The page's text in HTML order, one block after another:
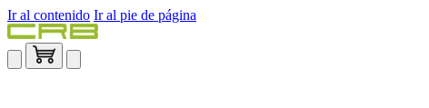
Ir al contenido Ir al pie de página